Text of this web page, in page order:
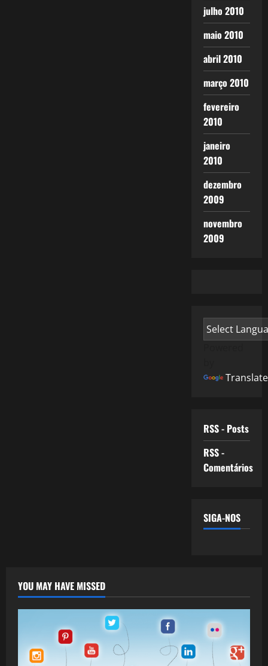
julho 2010
maio 2010
abril 2010
março 2010
fevereiro
2010
janeiro
2010
dezembro
2009
novembro
2009
Translate
RSS - Posts
RSS -
Comentários
SIGA-NOS
YOU MAY HAVE MISSED